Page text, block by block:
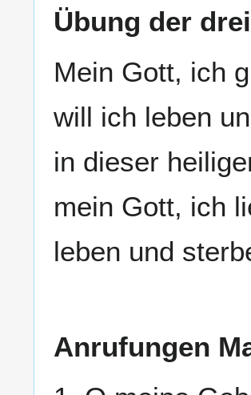
Übung der
Mein Gott, ich
will ich leben
in dieser
mein Gott, ich
leben und
Anrufungen